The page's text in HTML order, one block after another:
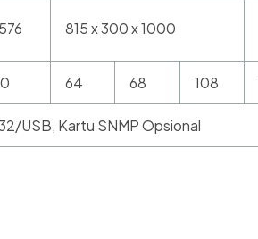
815 x 300 x 1000
64 68 108
USB, Kartu SNMP Opsional